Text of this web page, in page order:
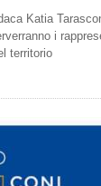
Katia
i
territorio